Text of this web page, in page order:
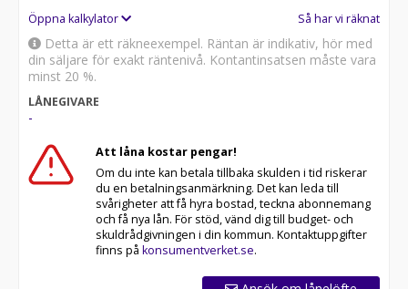
Öppna kalkylator Så har vi räknat
Detta är ett räkneexempel. Räntan är indikativ, hör med
din säljare för exakt räntenivå. Kontantinsatsen måste vara
minst 20 %.
LÅNEGIVARE
-
Att låna kostar pengar!
Om du inte kan betala tillbaka skulden i tid riskerar
du en betalningsanmärkning. Det kan leda till
svårigheter att få hyra bostad, teckna abonnemang
och få nya lån. För stöd, vänd dig till budget- och
skuldrådgivningen i din kommun. Kontaktuppgifter
finns på konsumentverket.se.